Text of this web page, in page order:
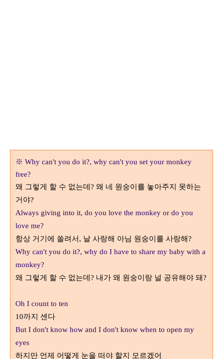
※ Why can't you do it?, why can't you set your monkey
free?
왜 그렇게 할 수 없는데 ? 왜 네 원숭이를 놓아주지 못하는
거야?
Always giving into it, do you love the monkey or do you
love me?
항상 거기에 쏠려서 , 날 사랑해 아님 원숭이를 사랑해?
Why can't you do it?, why do I have to share my baby with a
monkey?
왜 그렇게 할 수 없는데 ? 내가 왜 원숭이랑 널 공유해야 돼?
Oh I count to ten
10까지 센다
But I don't know how and I don't know when to open my
eyes
하지만 언제 어떻게 눈을 떠야 할지 모르겠어